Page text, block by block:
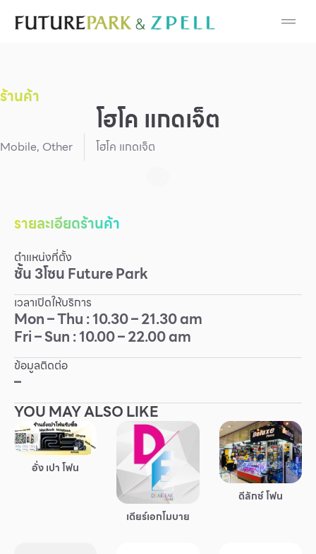
Cosmetic
Fashion
Food
Gold & Jewelry
IT
Mobile
Other
Service
Superstores
ร้านค้า
โฮโค แกดเจ็ต
Mobile, Other โฮโค แกดเจ็ต
รายละเอียดร้านค้า
ตำแหน่งที่ตั้ง
ชั้น3โซนFuture Park
เวลาเปิดให้บริการ
Mon – Thu : 10.30 – 21.30 am
Fri – Sun : 10.00 – 22.00 am
ข้อมูลติดต่อ
–
YOU MAY ALSO LIKE
อั่ง เปา โฟน
เดียร์เอกโมบาย
ดีลักซ์ โฟน